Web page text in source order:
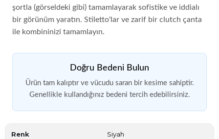
şortla (görseldeki gibi) tamamlayarak sofistike ve iddialı
bir görünüm yaratın. Stiletto'lar ve zarif bir clutch çanta
ile kombininizi tamamlayın.
Doğru Bedeni Bulun
Ürün tam kalıptır ve vücudu saran bir kesime sahiptir.
Genellikle kullandığınız bedeni tercih edebilirsiniz.
Renk Siyah